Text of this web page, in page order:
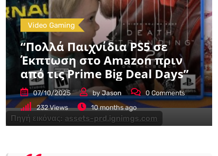
Πηγή εικόνας: assets-prd.ignimgs.com
Video Gaming
“Πολλά Παιχνίδια PS5 σε
Έκπτωση στο Amazon πριν
από τις Prime Big Deal Days”
07/10/2025 byJason 0 Comments
232Views 10 months ago